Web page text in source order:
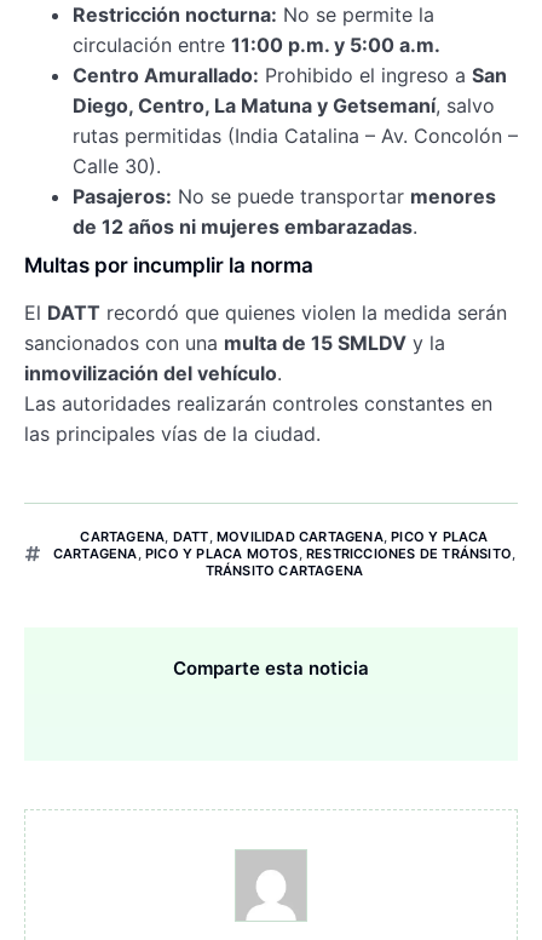
Restricción nocturna: No se permite la
circulación entre 11:00 p.m. y 5:00 a.m.
Centro Amurallado: Prohibido el ingreso a San
Diego, Centro, La Matuna y Getsemaní, salvo
rutas permitidas (India Catalina – Av. Concolón –
Calle 30).
Pasajeros: No se puede transportar menores
de 12 años ni mujeres embarazadas.
Multas por incumplir la norma
El DATT recordó que quienes violen la medida serán
sancionados con una multa de 15 SMLDV y la
inmovilización del vehículo.
Las autoridades realizarán controles constantes en
las principales vías de la ciudad.
CARTAGENA, DATT, MOVILIDAD CARTAGENA,PICO Y PLACA
CARTAGENA, PICO Y PLACA MOTOS,RESTRICCIONES DE TRÁNSITO,
TRÁNSITO CARTAGENA
Comparte esta noticia